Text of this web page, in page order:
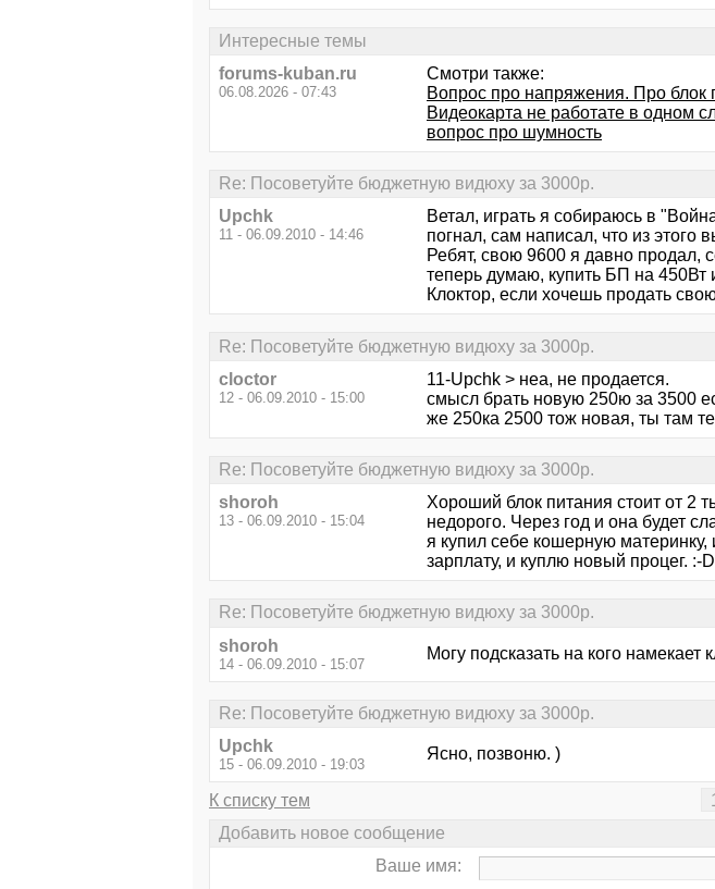
Интересные темы
forums-kuban.ru
06.08.2026 - 07:43
Смотри также:
Вопрос про напряжения. Про блок
Видеокарта не работате в одном
вопрос про шумность
Re: Посоветуйте бюджетную видюху за 3000р.
Upchk
11 - 06.09.2010 - 14:46
Ветал, играть я собираюсь в
погнал, сам написал, что из этого
Ребят, свою 9600 я давно продал,
теперь думаю, купить БП на 450Вт
Клоктор, если хочешь продать
Re: Посоветуйте бюджетную видюху за 3000р.
cloctor
12 - 06.09.2010 - 15:00
11-Upchk > неа, не продается.
смысл брать новую 250ю за 3500
же 250ка 2500 тож новая, ты там
Re: Посоветуйте бюджетную видюху за 3000р.
shoroh
13 - 06.09.2010 - 15:04
Хороший блок питания стоит от 2
недорого. Через год и она будет
я купил себе кошерную материнку,
зарплату, и куплю новый процег. :-D
Re: Посоветуйте бюджетную видюху за 3000р.
shoroh
14 - 06.09.2010 - 15:07
Могу подсказать на кого
Re: Посоветуйте бюджетную видюху за 3000р.
Upchk
15 - 06.09.2010 - 19:03
Ясно, позвоню. )
К списку тем 1
Добавить новое сообщение
Ваше имя: